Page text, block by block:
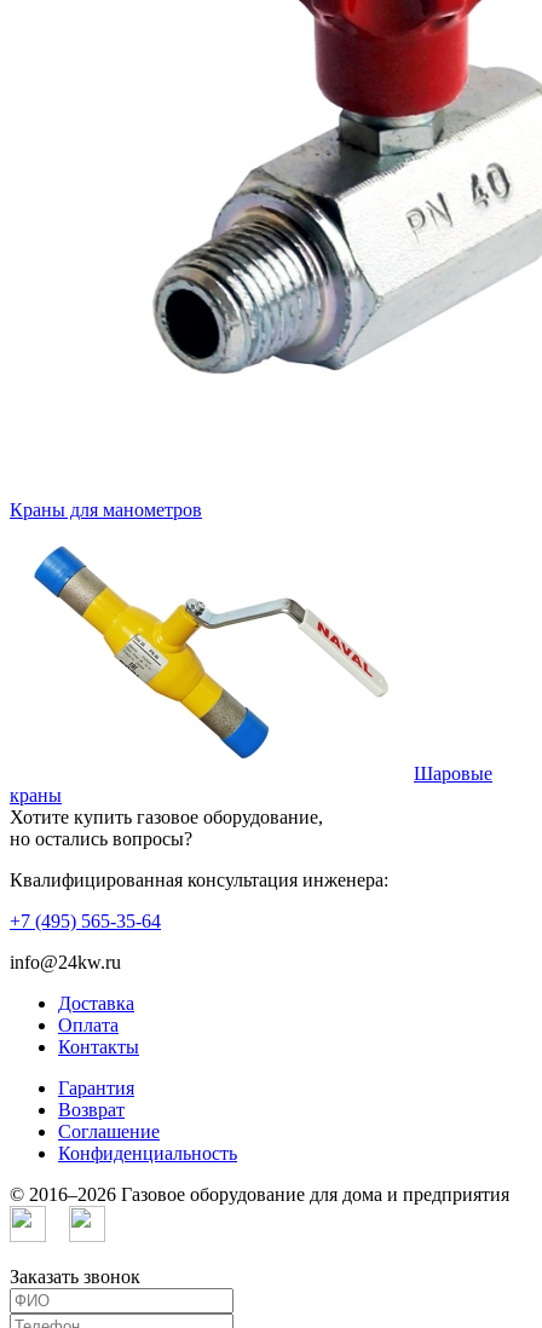
Краны для манометров
Шаровые
краны
Хотите купить газовое оборудование,
но остались вопросы?
Квалифицированная консультация инженера:
+7 (495) 565-35-64
info@24kw.ru
Доставка
Оплата
Контакты
Гарантия
Возврат
Cоглашение
Конфиденциальность
© 2016–2026 Газовое оборудование для дома и предприятия
Заказать звонок